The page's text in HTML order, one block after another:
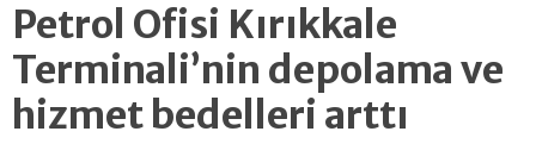
Petrol Ofisi Kırıkkale
Terminali’nin depolama ve
hizmet bedelleri arttı